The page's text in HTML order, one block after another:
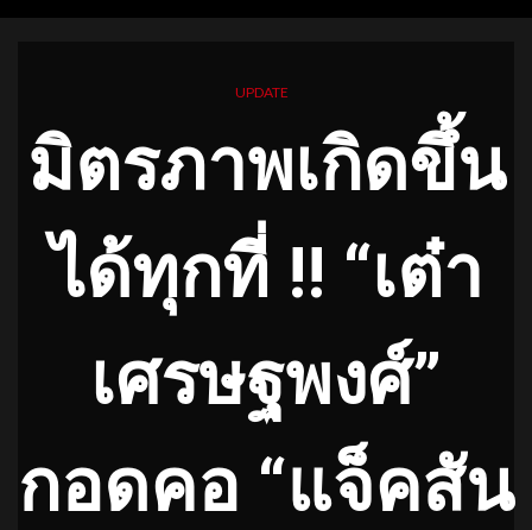
UPDATE
มิตรภาพเกิดขึ้น
ได้ทุกที่ !! “เต๋า
เศรษฐพงศ์”
กอดคอ “แจ็คสัน